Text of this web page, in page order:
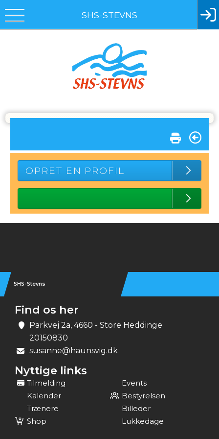
SHS-STEVNS
OPRET EN PROFIL
SHS-Stevns
Find os her
Parkvej 2a, 4660 - Store Heddinge
20150830
susanne@haunsvig.dk
Nyttige links
Tilmelding
Events
Kalender
Bestyrelsen
Trænere
Billeder
Shop
Lukkedage